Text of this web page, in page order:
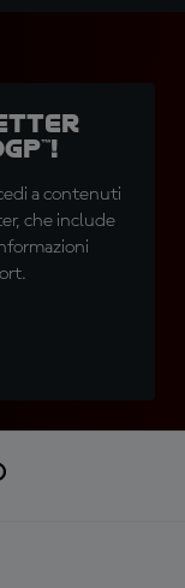
a contenuti
che include